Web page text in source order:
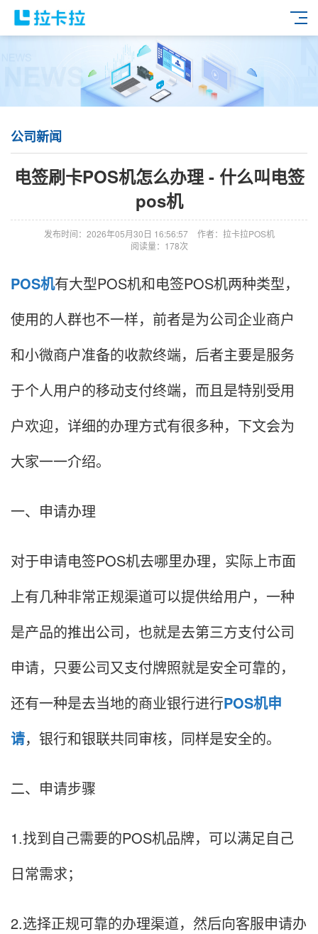
公司新闻
电签刷卡POS机怎么办理 - 什么叫电签
pos机
发布时间：2026年05月30日 16:56:57
作者：拉卡拉POS机
阅读量：178次
POS机有大型POS机和电签POS机两种类型，
使用的人群也不一样，前者是为公司企业商户
和小微商户准备的收款终端，后者主要是服务
于个人用户的移动支付终端，而且是特别受用
户欢迎，详细的办理方式有很多种，下文会为
大家一一介绍。
一、申请办理
对于申请电签POS机去哪里办理，实际上市面
上有几种非常正规渠道可以提供给用户，一种
是产品的推出公司，也就是去第三方支付公司
申请，只要公司又支付牌照就是安全可靠的，
还有一种是去当地的商业银行进行POS机申
请，银行和银联共同审核，同样是安全的。
二、申请步骤
1.找到自己需要的POS机品牌，可以满足自己
日常需求；
2.选择正规可靠的办理渠道，然后向客服申请办